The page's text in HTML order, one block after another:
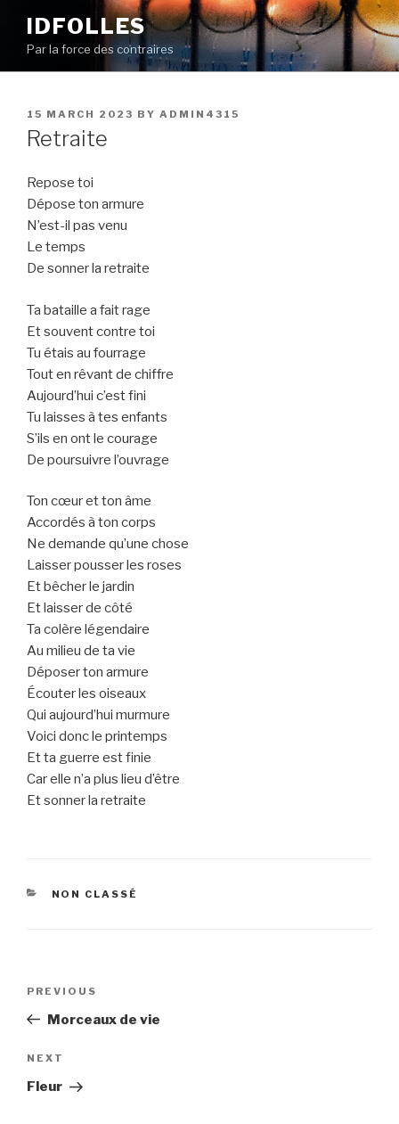
content
IDFOLLES
Par la force des contraires
POSTED
ON
15 MARCH 2023 BY ADMIN4315
Retraite
Repose toi
Dépose ton armure
N’est-il pas venu
Le temps
De sonner la retraite
Ta bataille a fait rage
Et souvent contre toi
Tu étais au fourrage
Tout en rêvant de chiffre
Aujourd’hui c’est fini
Tu laisses à tes enfants
S’ils en ont le courage
De poursuivre l’ouvrage
Ton cœur et ton âme
Accordés à ton corps
Ne demande qu’une chose
Laisser pousser les roses
Et bêcher le jardin
Et laisser de côté
Ta colère légendaire
Au milieu de ta vie
Déposer ton armure
Écouter les oiseaux
Qui aujourd’hui murmure
Voici donc le printemps
Et ta guerre est finie
Car elle n’a plus lieu d’être
Et sonner la retraite
CATEGORIES
NON CLASSÉ
Previous
Post
PREVIOUS
Morceaux de vie
Next
Post
NEXT
Fleur